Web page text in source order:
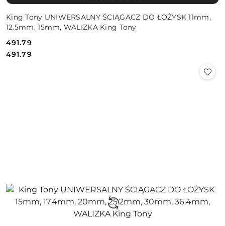
King Tony UNIWERSALNY ŚCIĄGACZ DO ŁOŻYSK 11mm,
12.5mm, 15mm, WALIZKA King Tony
Cena:
491.79
Cena:
491.79